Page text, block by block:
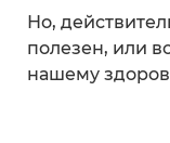
Но,
полезен, или
нашему